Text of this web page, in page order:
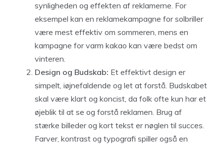
synligheden og effekten af reklamerne. For
eksempel kan en reklamekampagne for solbriller
være mest effektiv om sommeren, mens en
kampagne for varm kakao kan være bedst om
vinteren.
Design og Budskab: Et effektivt design er
simpelt, iøjnefaldende og let at forstå. Budskabet
skal være klart og koncist, da folk ofte kun har et
øjeblik til at se og forstå reklamen. Brug af
stærke billeder og kort tekst er nøglen til succes.
Farver, kontrast og typografi spiller også en